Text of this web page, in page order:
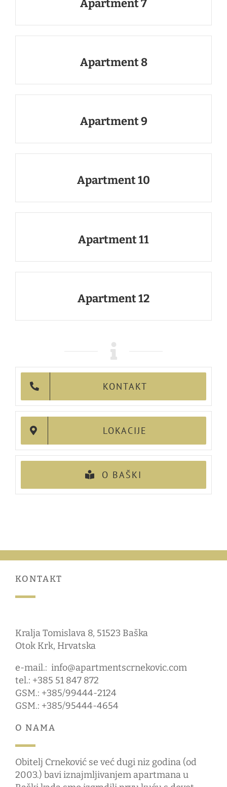
Apartment 7
Apartment 8
Apartment 9
Apartment 10
Apartment 11
Apartment 12
KONTAKT
LOKACIJE
O BAŠKI
KONTAKT
Kralja Tomislava 8, 51523 Baška
Otok Krk, Hrvatska
e-mail.: info@apartmentscrnekovic.com
tel.: +385 51 847 872
GSM.: +385/99444-2124
GSM.: +385/95444-4654
O NAMA
Obitelj Crneković se već dugi niz godina (od
2003.) bavi iznajmljivanjem apartmana u